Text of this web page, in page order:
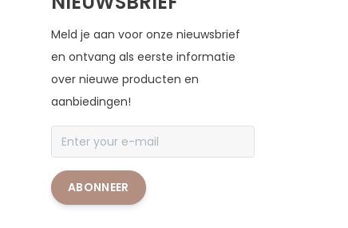
Meld je aan voor onze nieuwsbrief
en ontvang als eerste informatie
over nieuwe producten en
aanbiedingen!
ABONNEER